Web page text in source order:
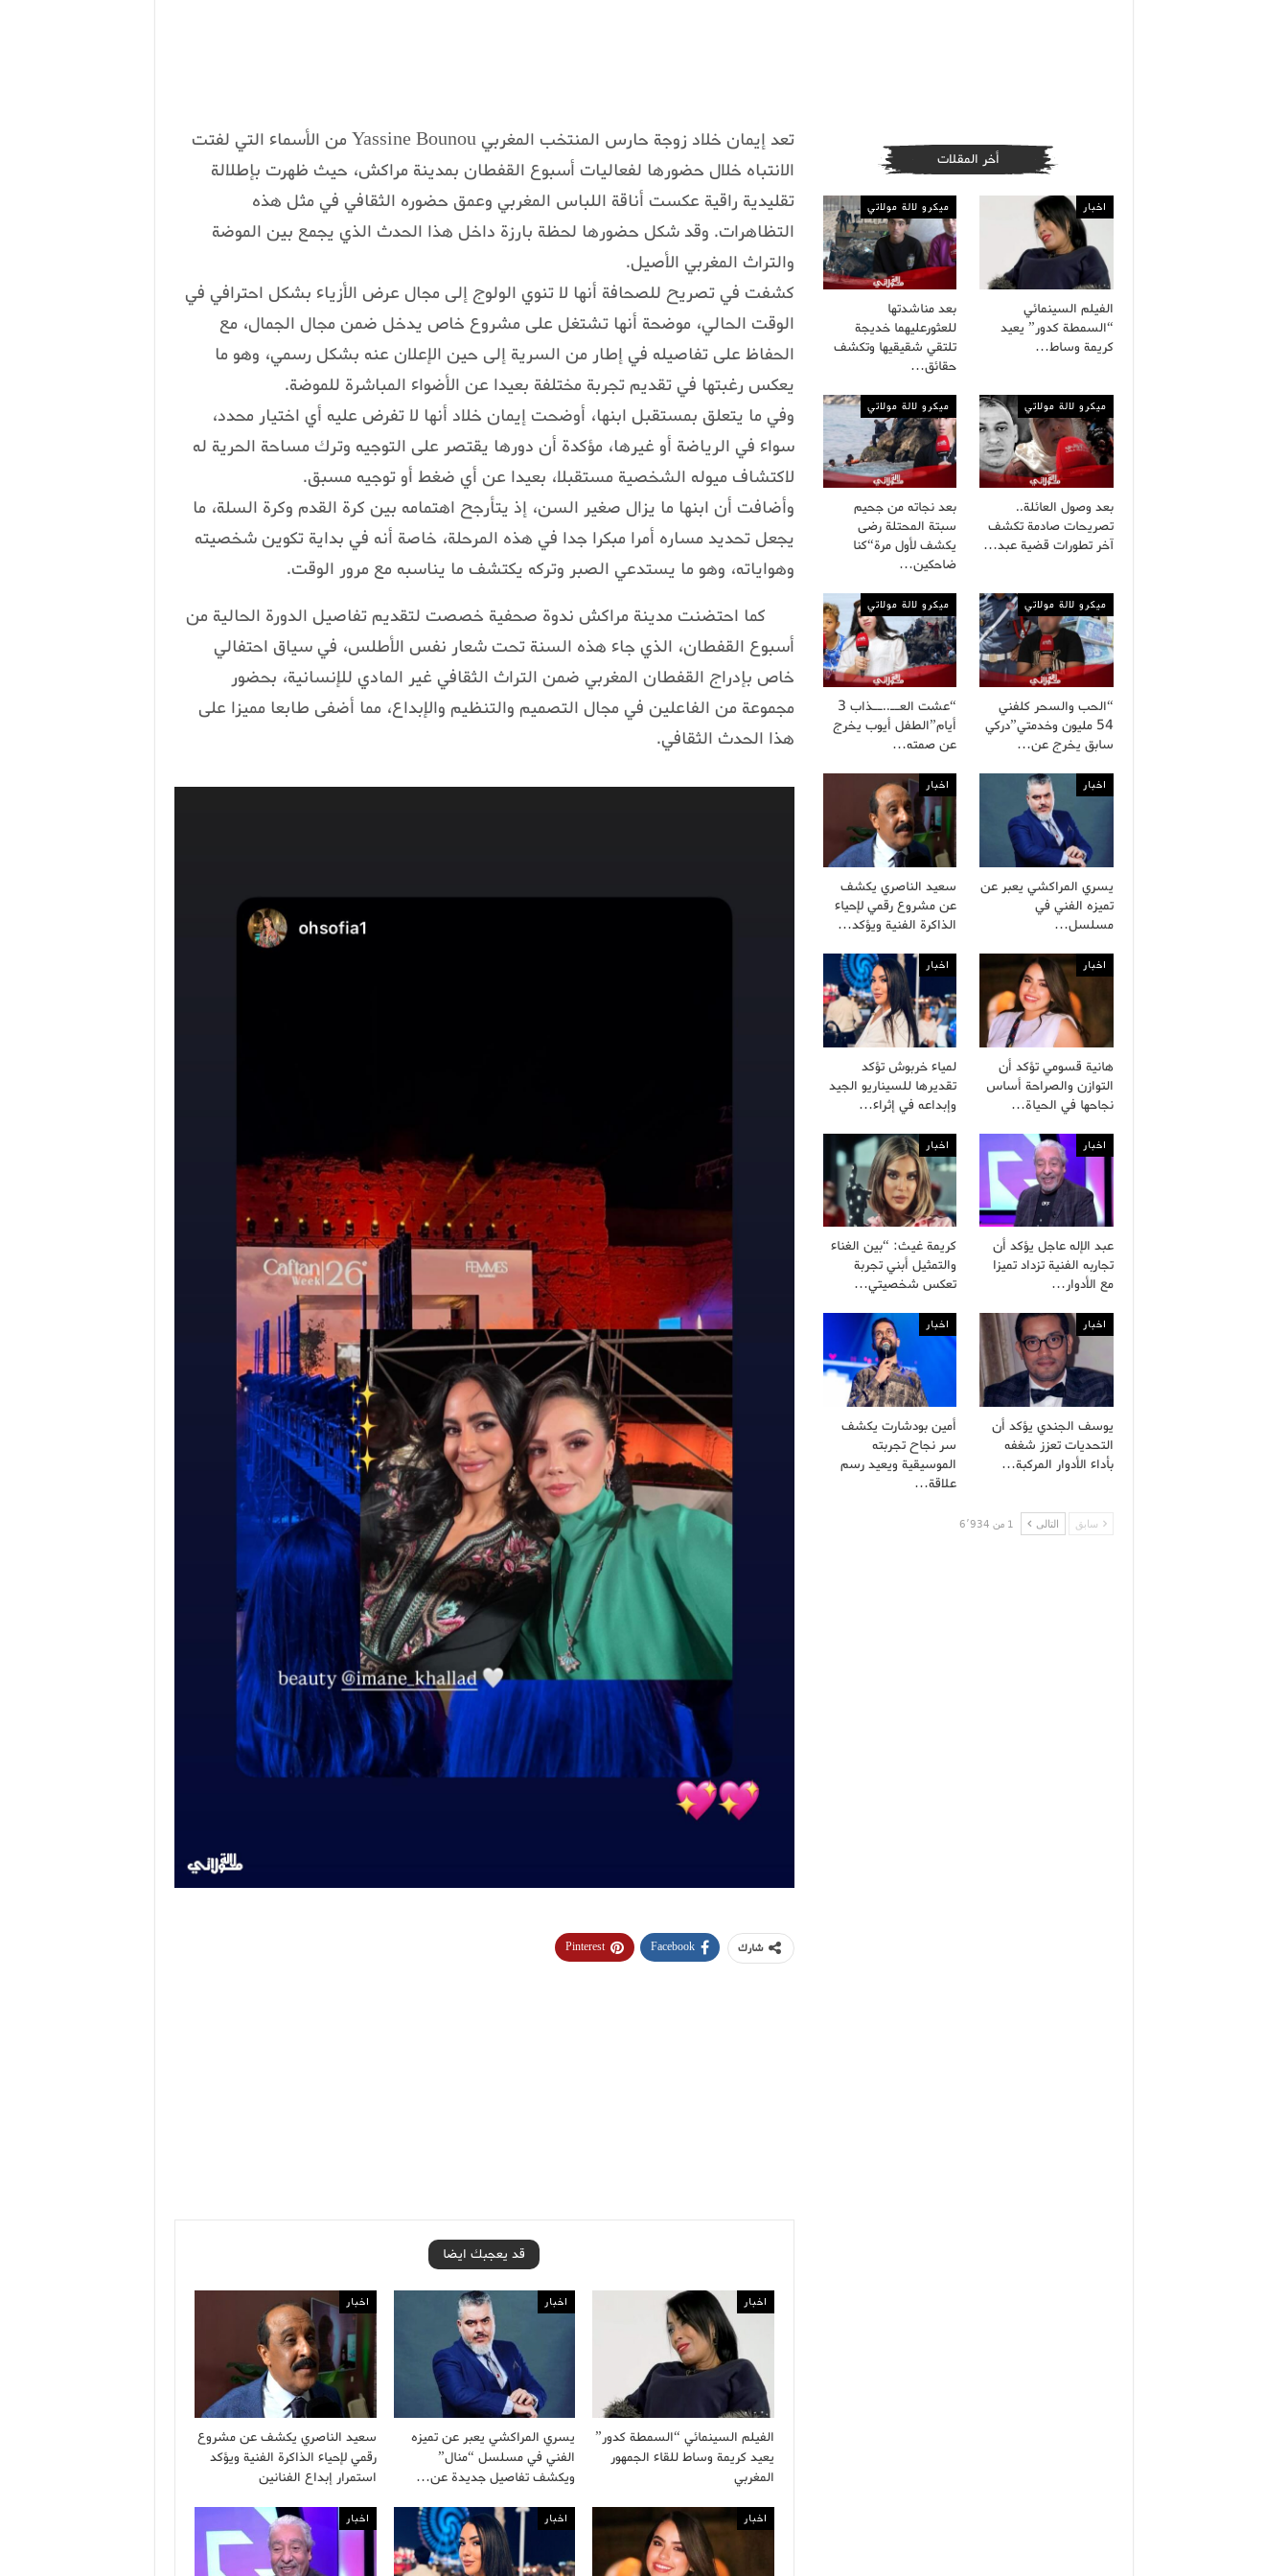
تعد إيمان خلاد زوجة حارس المنتخب المغربي Yassine Bounou من الأسماء التي لفتت
الانتباه خلال حضورها لفعاليات أسبوع القفطان بمدينة مراكش، حيث ظهرت بإطلالة
تقليدية راقية عكست أناقة اللباس المغربي وعمق حضوره الثقافي في مثل هذه
التظاهرات. وقد شكل حضورها لحظة بارزة داخل هذا الحدث الذي يجمع بين الموضة
والتراث المغربي الأصيل.
كشفت في تصريح للصحافة أنها لا تنوي الولوج إلى مجال عرض الأزياء بشكل احترافي في
الوقت الحالي، موضحة أنها تشتغل على مشروع خاص يدخل ضمن مجال الجمال، مع
الحفاظ على تفاصيله في إطار من السرية إلى حين الإعلان عنه بشكل رسمي، وهو ما
يعكس رغبتها في تقديم تجربة مختلفة بعيدا عن الأضواء المباشرة للموضة.
وفي ما يتعلق بمستقبل ابنها، أوضحت إيمان خلاد أنها لا تفرض عليه أي اختيار محدد،
سواء في الرياضة أو غيرها، مؤكدة أن دورها يقتصر على التوجيه وترك مساحة الحرية له
لاكتشاف ميوله الشخصية مستقبلا، بعيدا عن أي ضغط أو توجيه مسبق.
وأضافت أن ابنها ما يزال صغير السن، إذ يتأرجح اهتمامه بين كرة القدم وكرة السلة، ما
يجعل تحديد مساره أمرا مبكرا جدا في هذه المرحلة، خاصة أنه في بداية تكوين شخصيته
وهواياته، وهو ما يستدعي الصبر وتركه يكتشف ما يناسبه مع مرور الوقت.
كما احتضنت مدينة مراكش ندوة صحفية خصصت لتقديم تفاصيل الدورة الحالية من
أسبوع القفطان، الذي جاء هذه السنة تحت شعار نفس الأطلس، في سياق احتفالي
خاص بإدراج القفطان المغربي ضمن التراث الثقافي غير المادي للإنسانية، بحضور
مجموعة من الفاعلين في مجال التصميم والتنظيم والإبداع، مما أضفى طابعا مميزا على
هذا الحدث الثقافي.
شارك Facebook
Pinterest
قد يعجبك ايضا
اخبار
الفيلم السينمائي “السمطة كدور”
يعيد كريمة وساط للقاء الجمهور
المغربي
اخبار
يسري المراكشي يعبر عن تميزه
الفني في مسلسل “منال”
ويكشف تفاصيل جديدة عن…
اخبار
سعيد الناصري يكشف عن مشروع
رقمي لإحياء الذاكرة الفنية ويؤكد
استمرار إبداع الفنانين
اخبار اخبار اخبار
أخر المقلات
اخبار
الفيلم السينمائي
“السمطة كدور” يعيد
كريمة وساط…
ميكرو لالة مولاتي
بعد مناشدتها
للعثورعليهما خديجة
تلتقي شقيقيها وتكشف
حقائق…
ميكرو لالة مولاتي
بعد وصول العائلة..
تصريحات صادمة تكشف
آخر تطورات قضية عبد…
ميكرو لالة مولاتي
بعد نجاته من جحيم
سبتة المحتلة رضى
يكشف لأول مرة“كنا
ضاحكين…
ميكرو لالة مولاتي
“الحب والسحر كلفني
54 مليون وخدمتي”دركي
سابق يخرج عن…
ميكرو لالة مولاتي
“عشت العــ..ــذاب 3
أيام”الطفل أيوب يخرج
عن صمته…
اخبار
يسري المراكشي يعبر عن
تميزه الفني في
مسلسل…
اخبار
سعيد الناصري يكشف
عن مشروع رقمي لإحياء
الذاكرة الفنية ويؤكد…
اخبار
هانية قسومي تؤكد أن
التوازن والصراحة أساس
نجاحها في الحياة…
اخبار
لمياء خربوش تؤكد
تقديرها للسيناريو الجيد
وإبداعه في إثراء…
اخبار
عبد الإله عاجل يؤكد أن
تجاربه الفنية تزداد تميزا
مع الأدوار…
اخبار
كريمة غيث: “بين الغناء
والتمثيل أبني تجربة
تعكس شخصيتي…
اخبار
يوسف الجندي يؤكد أن
التحديات تعزز شغفه
بأداء الأدوار المركبة…
اخبار
أمين بودشارت يكشف
سر نجاح تجربته
الموسيقية ويعيد رسم
علاقة…
سابق التالى 1 من 6٬934